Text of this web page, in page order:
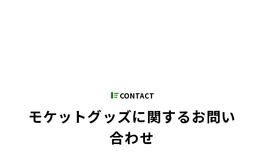
CONTACT
モケットグッズに関するお問い
合わせ